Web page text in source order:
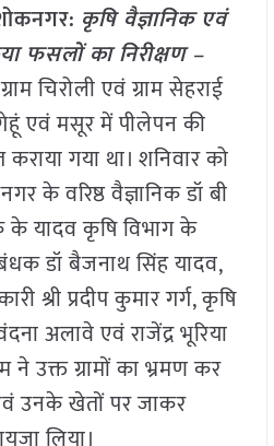
: कृषि वैज्ञानिक एवं
फसलों का निरीक्षण –
चिरोली एवं ग्राम सेहराई
एवं मसूर में पीलेपन की
गया था। शनिवार को
के वरिष्ठ वैज्ञानिक डॉ बी
के यादव कृषि विभाग के
डॉ बैजनाथ सिंह यादव,
श्री प्रदीप कुमार गर्ग, कृषि
अलावे एवं राजेंद्र भूरिया
ने उक्त ग्रामों का भ्रमण कर
उनके खेतों पर जाकर